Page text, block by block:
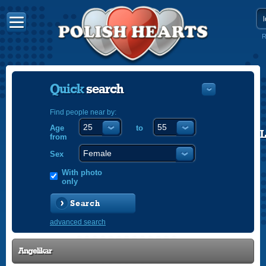
Quicksearch
Find people near by:
Age
from
to
Sex
With photo
only
Search
advanced search
Angelikar